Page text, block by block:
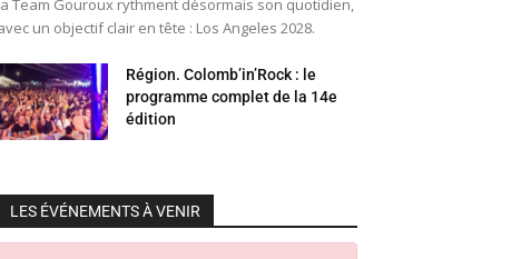
Team Gouroux rythment désormais son quotidien,
un objectif clair en tête : Los Angeles 2028.
Région. Colomb’in’Rock : le
programme complet de la 14e
édition
LES ÉVÉNEMENTS À VENIR